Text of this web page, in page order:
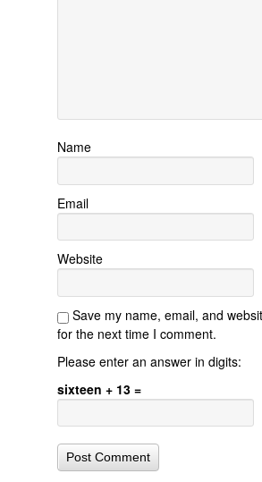
Name
Email
Website
Save my name, email, and
for the next time I comment.
Please enter an answer in digits:
sixteen + 13 =